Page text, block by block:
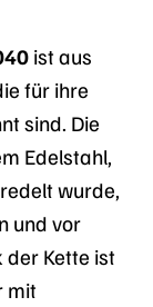
ist aus
für ihre
sind. Die
Edelstahl,
wurde,
und vor
der Kette ist
mit